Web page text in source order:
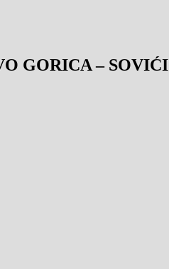
GORICA – SOVIĆI